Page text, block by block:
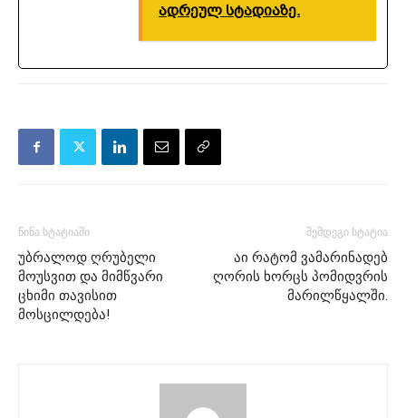
ადრეულ სტადიაზე.
წინა სტატიაში
უბრალოდ ღრუბელი
მოუსვით და მიმწვარი
ცხიმი თავისით
მოსცილდება!
შემდეგი სტატია
აი რატომ ვამარინადებ
ღორის ხორცს პომიდვრის
მარილწყალში.